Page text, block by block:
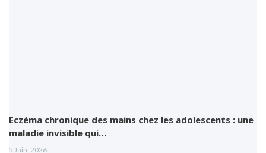
Eczéma chronique des mains chez les adolescents : une
maladie invisible qui…
5 Juin, 2026